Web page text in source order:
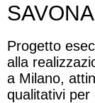
Progetto
alla
a Milano,
qualitativi per